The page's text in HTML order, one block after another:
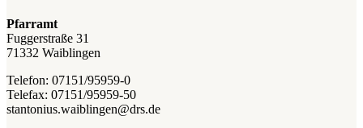
Pfarramt
Fuggerstraße 31
71332 Waiblingen
Telefon: 07151/95959-0
Telefax: 07151/95959-50
stantonius.waiblingen@drs.de